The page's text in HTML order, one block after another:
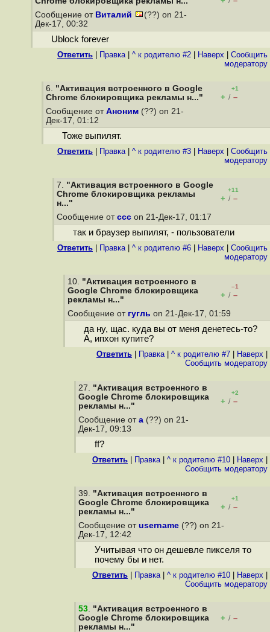
Сообщение от Виталий
(??) on 21-
Дек-17, 00:32
Ublock forever
Ответить Правка| ^ к родителю #2 Наверх
Cообщить
модератору
6. "Активация встроенного в Google
Chrome блокировщика рекламы н..."
+1
+ / –
Сообщение от Аноним (??) on 21-
Дек-17, 01:12
Тоже выпилят.
Ответить Правка| ^ к родителю #3 Наверх
Cообщить
модератору
7. "Активация встроенного в Google
Chrome блокировщика рекламы
н..."
+11
+ / –
Сообщение от ccc on 21-Дек-17, 01:17
так и браузер выпилят, - пользователи
Ответить Правка| ^ к родителю #6 Наверх
Cообщить
модератору
10. "Активация встроенного в
Google Chrome блокировщика
рекламы н..."
–1
+ / –
Сообщение от гугль on 21-Дек-17, 01:59
да ну, щас. куда вы от меня денетесь-то?
А, ипхон купите?
Ответить Правка| ^ к родителю #7 Наверх
Cообщить модератору
27. "Активация встроенного в
Google Chrome блокировщика
рекламы н..."
+2
+ / –
Сообщение от a (??) on 21-
Дек-17, 09:13
ff?
Ответить Правка| ^ к родителю #10 Наверх
Cообщить модератору
39. "Активация встроенного в
Google Chrome блокировщика
рекламы н..."
+1
+ / –
Сообщение от username (??) on 21-
Дек-17, 12:42
Учитывая что он дешевле пикселя то
почему бы и нет.
Ответить Правка| ^ к родителю #10 Наверх
Cообщить модератору
53. "Активация встроенного в
Google Chrome блокировщика
рекламы н..."
+ / –